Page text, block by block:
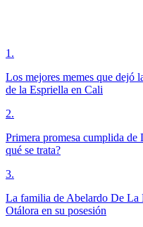
1 .
Los mejores memes que dejó
de la Espriella en Cali
2.
Primera promesa cumplida
qué se trata?
3.
La familia de Abelardo De La
Otálora en su posesión